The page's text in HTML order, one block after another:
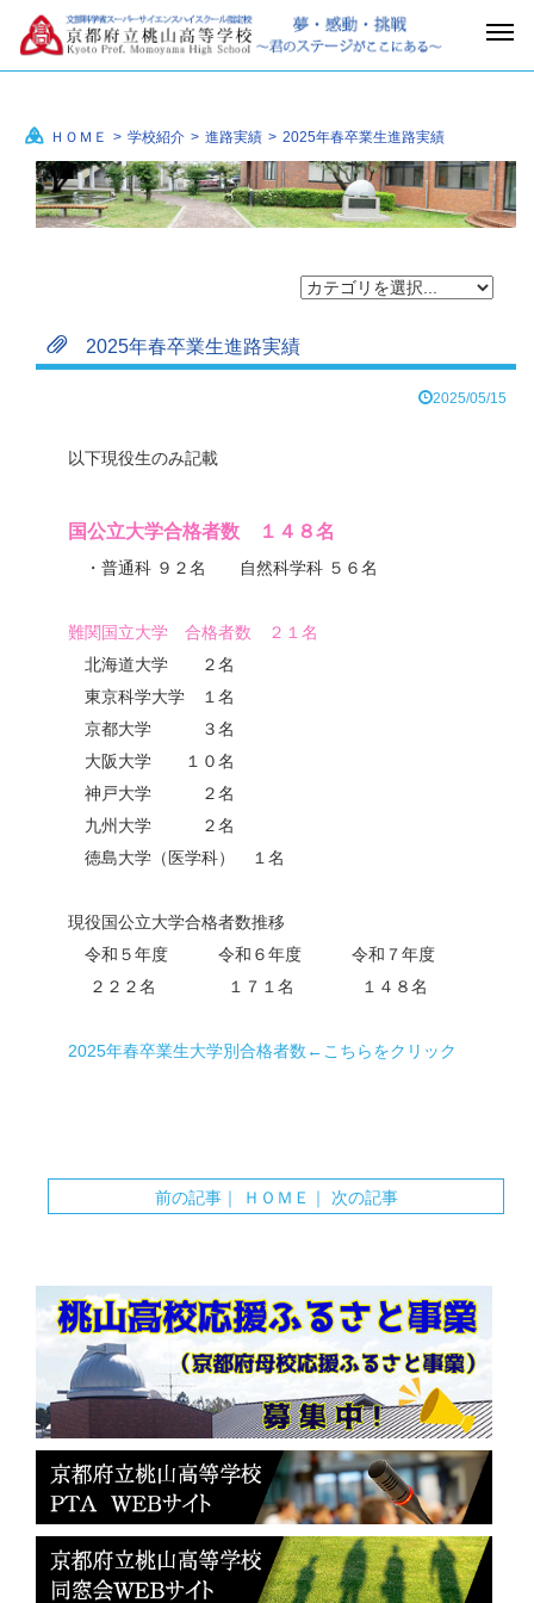
ＨＯＭＥ > 学校紹介 > 進路実績 > 2025年春卒業生進路実績
2025年春卒業生進路実績
2025/05/15
以下現役生のみ記載
国公立大学合格者数 １４８名
・普通科 ９２名 自然科学科 ５６名
難関国立大学 合格者数 ２１名
北海道大学 ２名
東京科学大学 １名
京都大学 ３名
大阪大学 １０名
神戸大学 ２名
九州大学 ２名
徳島大学（医学科） １名
現役国公立大学合格者数推移
令和５年度 令和６年度 令和７年度
２２２名 １７１名 １４８名
2025年春卒業生大学別合格者数←こちらをクリック
前の記事｜ ＨＯＭＥ ｜ 次の記事